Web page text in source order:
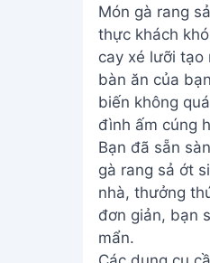
Món gà rang
thực khách
cay xé lưỡi tạo
bàn ăn của
biến không
đình ấm cúng
Bạn đã sẵn
gà rang sả ớt
nhà, thưởng
đơn giản, bạn
mẩn.